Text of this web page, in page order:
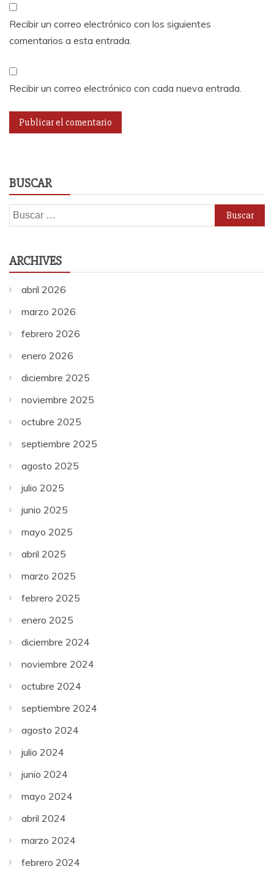
Recibir un correo electrónico con los siguientes
comentarios a esta entrada.
Recibir un correo electrónico con cada nueva entrada.
BUSCAR
Buscar:
ARCHIVES
abril 2026
marzo 2026
febrero 2026
enero 2026
diciembre 2025
noviembre 2025
octubre 2025
septiembre 2025
agosto 2025
julio 2025
junio 2025
mayo 2025
abril 2025
marzo 2025
febrero 2025
enero 2025
diciembre 2024
noviembre 2024
octubre 2024
septiembre 2024
agosto 2024
julio 2024
junio 2024
mayo 2024
abril 2024
marzo 2024
febrero 2024